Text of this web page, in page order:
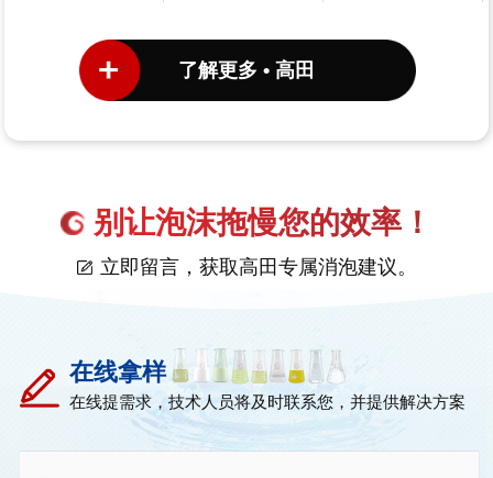
了解更多 • 高田
别让泡沫拖慢您的效率！
立即留言，获取高田专属消泡建议。
在线拿样
在线提需求，技术人员将及时联系您，并提供解决方案